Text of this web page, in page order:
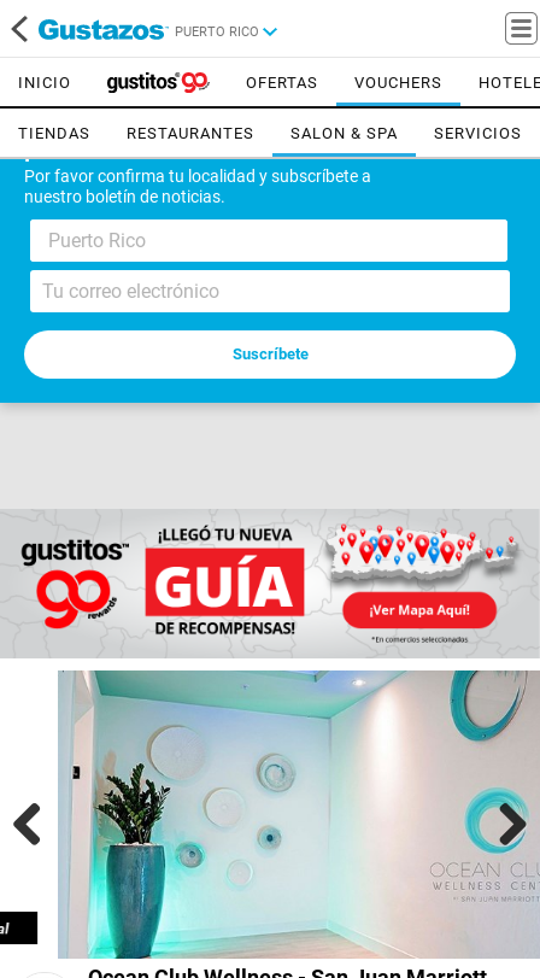
PUERTO RICO
Por favor confirma tu localidad y subscríbete a
nuestro boletín de noticias.
Puerto Rico
INICIO OFERTAS VOUCHERS
TIENDAS RESTAURANTES SALON & SPA SERVICIOS
Next